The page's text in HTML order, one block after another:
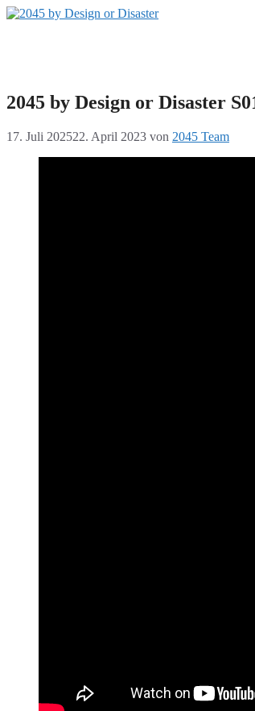
Zum
2045 by Design or Disaster
17. Juli 202522. April 2023 von 2045 Team